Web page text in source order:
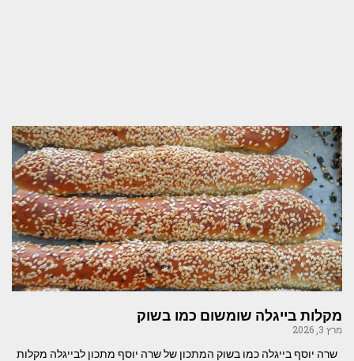
מקלות בייגלה שומשום כמו בשוק
מרץ 3, 2026
שרה יוסף בייגלה כמו בשוק המתכון של שרה יוסף ​מתכון לבייגלה מקלות